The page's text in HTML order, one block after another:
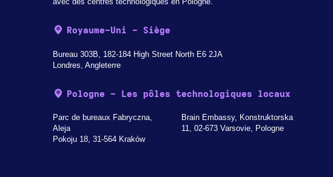
Royaume-Uni - Siège
Bureau 303B, 182-184 High Street North E6 2JA
Londres, Angleterre
Pologne - Les pôles technologiques locaux
Parc de bureaux Fabryczna,
Aleja
Pokoju 18, 31-564 Kraków
Brain Embassy, Konstruktorska
11, 02-673 Varsovie, Pologne